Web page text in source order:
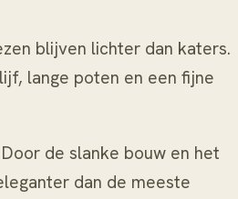
blijven lichter dan katers.
lange poten en een fijne
de slanke bouw en het
dan de meeste